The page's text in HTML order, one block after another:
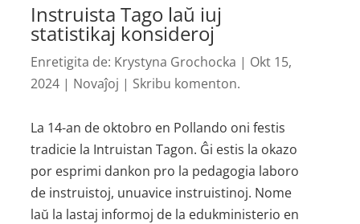
Instruista Tago laŭ iuj
statistikaj konsideroj
Enretigita de: Krystyna Grochocka | Okt 15,
2024 | Novaĵoj | Skribu komenton.
La 14-an de oktobro en Pollando oni festis
tradicie la Intruistan Tagon. Ĝi estis la okazo
por esprimi dankon pro la pedagogia laboro
de instruistoj, unuavice instruistinoj. Nome
laŭ la lastaj informoj de la edukministerio en